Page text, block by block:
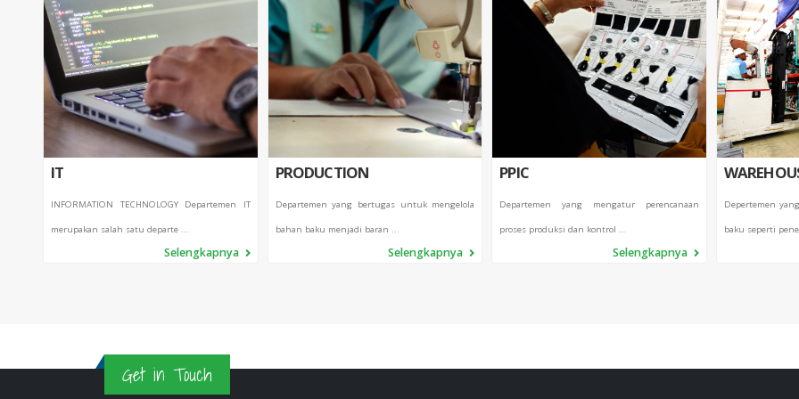
IT
INFORMATION TECHNOLOGY Departemen IT
merupakan salah satu departe ...
Selengkapnya
PRODUCTION
Departemen yang bertugas untuk mengelola
bahan baku menjadi baran ...
Selengkapnya
PPIC
Departemen yang mengatur perencanaan
proses produksi dan kontrol ...
Selengkapnya
Depertemen
baku seperti
Get in Touch